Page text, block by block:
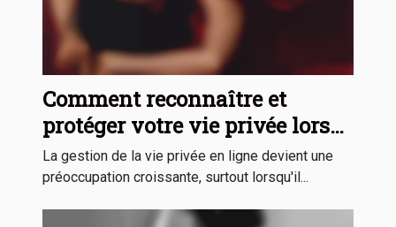
Comment reconnaître et
protéger votre vie privée lors
du sexting ?
La gestion de la vie privée en ligne devient une
préoccupation croissante, surtout lorsqu'il...